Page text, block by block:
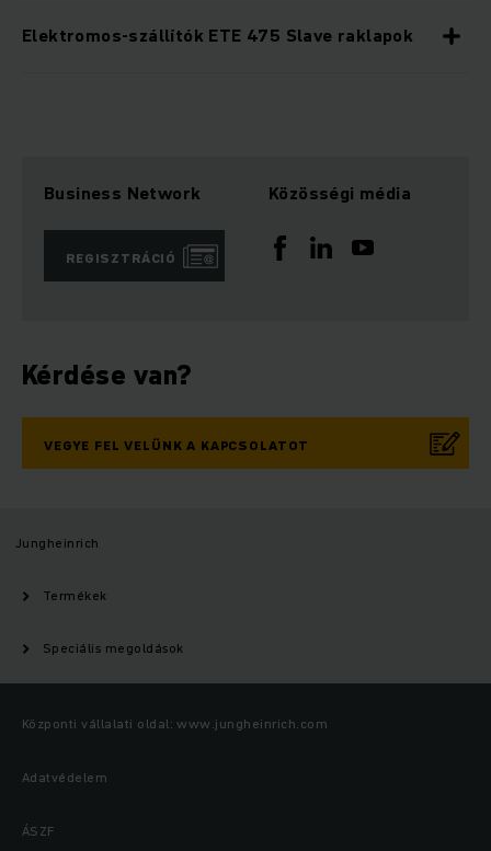
Elektromos-szállítók ETE 475 Slave raklapok
Business Network
REGISZTRÁCIÓ
Közösségi média
Kérdése van?
VEGYE FEL VELÜNK A KAPCSOLATOT
Jungheinrich
Termékek
Speciális megoldások
Központi vállalati oldal: www.jungheinrich.com
Adatvédelem
ÁSZF